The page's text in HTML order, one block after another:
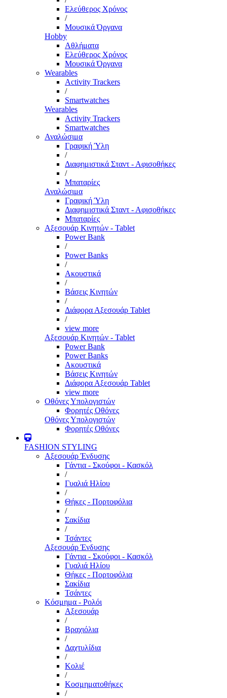
Ελεύθερος Χρόνος
/
Μουσικά Όργανα
Hobby
Αθλήματα
Ελεύθερος Χρόνος
Μουσικά Όργανα
Wearables
Activity Trackers
/
Smartwatches
Wearables
Activity Trackers
Smartwatches
Αναλώσιμα
Γραφική Ύλη
/
Διαφημιστικά Σταντ - Αφισοθήκες
/
Μπαταρίες
Αναλώσιμα
Γραφική Ύλη
Διαφημιστικά Σταντ - Αφισοθήκες
Μπαταρίες
Αξεσουάρ Κινητών - Tablet
Power Bank
/
Power Banks
/
Ακουστικά
/
Βάσεις Κινητών
/
Διάφορα Αξεσουάρ Tablet
/
view more
Αξεσουάρ Κινητών - Tablet
Power Bank
Power Banks
Ακουστικά
Βάσεις Κινητών
Διάφορα Αξεσουάρ Tablet
view more
Οθόνες Υπολογιστών
Φορητές Οθόνες
Οθόνες Υπολογιστών
Φορητές Οθόνες
FASHION STYLING
Αξεσουάρ Ένδυσης
Γάντια - Σκούφοι - Κασκόλ
/
Γυαλιά Ηλίου
/
Θήκες - Πορτοφόλια
/
Σακίδια
/
Τσάντες
Αξεσουάρ Ένδυσης
Γάντια - Σκούφοι - Κασκόλ
Γυαλιά Ηλίου
Θήκες - Πορτοφόλια
Σακίδια
Τσάντες
Κόσμημα - Ρολόι
Αξεσουάρ
/
Βραχιόλια
/
Δαχτυλίδια
/
Κολιέ
/
Κοσμηματοθήκες
/